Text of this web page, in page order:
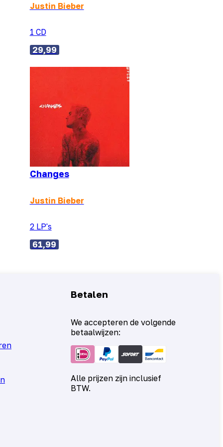
Justin Bieber
1 CD
29,99
Changes
Justin Bieber
2 LP's
61,99
Betalen
We accepteren de volgende
betaalwijzen:
Alle prijzen zijn inclusief
BTW.